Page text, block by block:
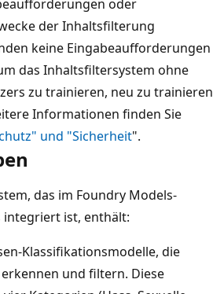
oder
der Inhaltsfilterung
keine Eingabeaufforderungen
das Inhaltsfiltersystem ohne
zu trainieren, neu zu trainieren
Informationen finden Sie
und "Sicherheit".
das im Foundry Models-
integriert ist, enthält:
Klassifikationsmodelle, die
und filtern. Diese